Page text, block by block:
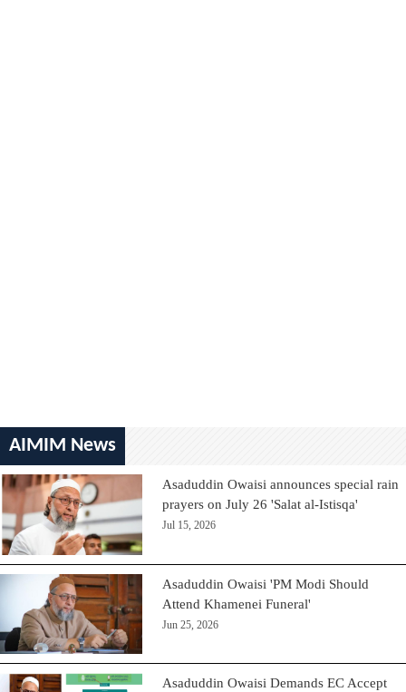
AIMIM News
Asaduddin Owaisi announces special rain
prayers on July 26 'Salat al-Istisqa'
Jul 15, 2026
Asaduddin Owaisi 'PM Modi Should
Attend Khamenei Funeral'
Jun 25, 2026
Asaduddin Owaisi Demands EC Accept